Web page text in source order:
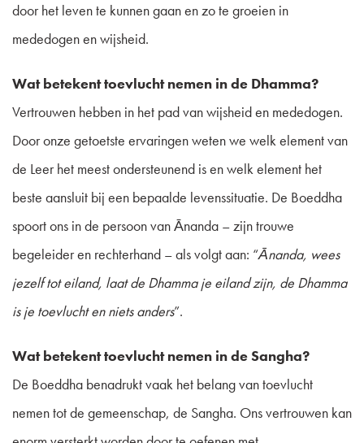
door het leven te kunnen gaan en zo te groeien in
mededogen en wijsheid.
Wat betekent toevlucht nemen in de Dhamma?
Vertrouwen hebben in het pad van wijsheid en mededogen.
Door onze getoetste ervaringen weten we welk element van
de Leer het meest ondersteunend is en welk element het
beste aansluit bij een bepaalde levenssituatie. De Boeddha
spoort ons in de persoon van Ānanda – zijn trouwe
begeleider en rechterhand – als volgt aan: “Ānanda, wees
jezelf tot eiland, laat de Dhamma je eiland zijn, de Dhamma
is je toevlucht en niets anders”.
Wat betekent toevlucht nemen in de Sangha?
De Boeddha benadrukt vaak het belang van toevlucht
nemen tot de gemeenschap, de Sangha. Ons vertrouwen kan